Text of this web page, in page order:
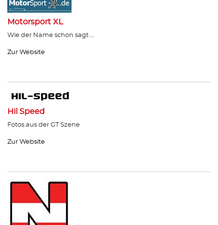
Motorsport XL
Wie der Name schon sagt …
Zur Website
Hil Speed
Fotos aus der GT Szene
Zur Website